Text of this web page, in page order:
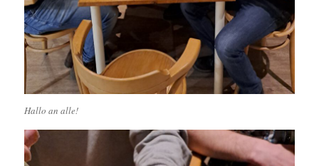
Hallo an alle!